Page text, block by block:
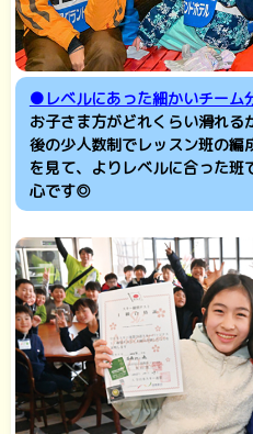
●レベルにあった細かいチー
お子さま方がどれくらい滑れ
後の少人数制でレッスン班の編
を見て、よりレベルに合った
心です◎